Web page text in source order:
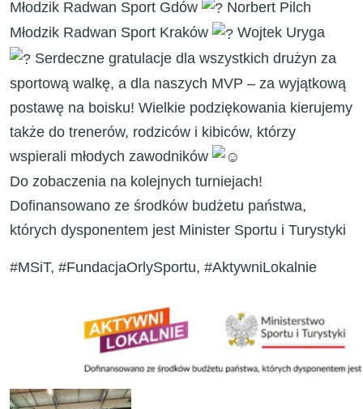
Młodzik Radwan Sport Gdów
Norbert Pilch
Młodzik Radwan Sport Kraków
Wojtek Uryga
Serdeczne gratulacje dla wszystkich drużyn za
sportową walkę, a dla naszych MVP – za wyjątkową
postawę na boisku! Wielkie podziękowania kierujemy
także do trenerów, rodziców i kibiców, którzy
wspierali młodych zawodników
Do zobaczenia na kolejnych turniejach!
Dofinansowano ze środków budżetu państwa,
których dysponentem jest Minister Sportu i Turystyki
#MSiT, #FundacjaOrlySportu, #AktywniLokalnie